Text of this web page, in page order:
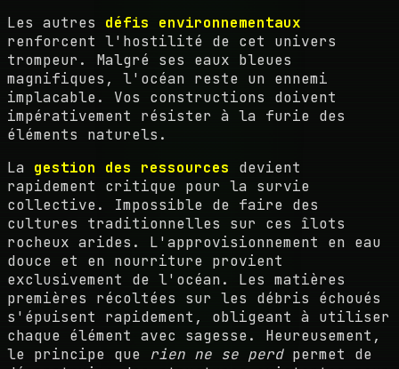
Les autres défis environnementaux
renforcent l'hostilité de cet univers
trompeur. Malgré ses eaux bleues
magnifiques, l'océan reste un ennemi
implacable. Vos constructions doivent
impérativement résister à la furie des
éléments naturels.
La gestion des ressources devient
rapidement critique pour la survie
collective. Impossible de faire des
cultures traditionnelles sur ces îlots
rocheux arides. L'approvisionnement en eau
douce et en nourriture provient
exclusivement de l'océan. Les matières
premières récoltées sur les débris échoués
s'épuisent rapidement, obligeant à utiliser
chaque élément avec sagesse. Heureusement,
le principe que rien ne se perdpermet de